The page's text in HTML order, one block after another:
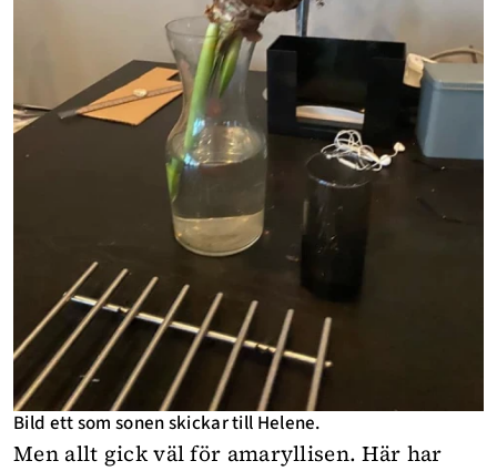
Bild ett som sonen skickar till Helene.
Men allt gick väl för amaryllisen. Här har